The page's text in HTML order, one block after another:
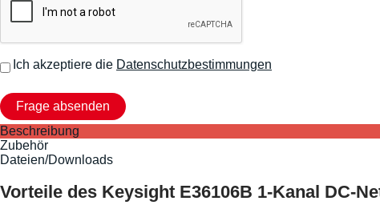
Ich akzeptiere die Datenschutzbestimmungen
Beschreibung
Zubehör
Dateien/Downloads
Vorteile des Keysight E36106B 1-Kanal DC-